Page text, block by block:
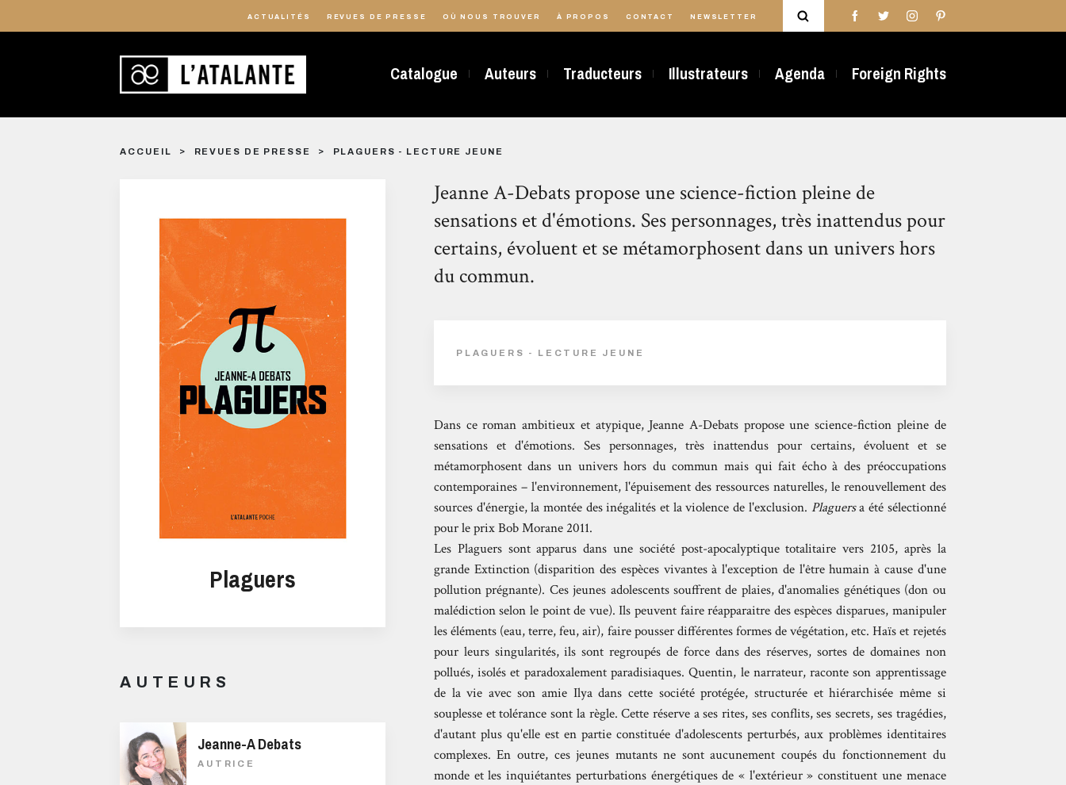
ACTUALITÉS REVUES DE PRESSE OÙ NOUS TROUVER À PROPOS CONTACT NEWSLETTER
Catalogue Auteurs Traducteurs Illustrateurs Agenda Foreign Rights
ACCUEIL REVUES DE PRESSE PLAGUERS - LECTURE JEUNE
Plaguers
AUTEURS
Jeanne-A Debats
AUTRICE
Jeanne A-Debats propose une science-fiction pleine de
sensations et d'émotions. Ses personnages, très inattendus pour
certains, évoluent et se métamorphosent dans un univers hors
du commun.
PLAGUERS - LECTURE JEUNE
Dans ce roman ambitieux et atypique, Jeanne A-Debats propose une science-fiction pleine de
sensations et d'émotions. Ses personnages, très inattendus pour certains, évoluent et se
métamorphosent dans un univers hors du commun mais qui fait écho à des préoccupations
contemporaines – l'environnement, l'épuisement des ressources naturelles, le renouvellement des
sources d'énergie, la montée des inégalités et la violence de l'exclusion. Plaguersa été sélectionné
pour le prix Bob Morane 2011.
Les Plaguers sont apparus dans une société post-apocalyptique totalitaire vers 2105, après la
grande Extinction (disparition des espèces vivantes à l'exception de l'être humain à cause d'une
pollution prégnante). Ces jeunes adolescents souffrent de plaies, d'anomalies génétiques (don ou
malédiction selon le point de vue). Ils peuvent faire réapparaitre des espèces disparues, manipuler
les éléments (eau, terre, feu, air), faire pousser différentes formes de végétation, etc. Haïs et rejetés
pour leurs singularités, ils sont regroupés de force dans des réserves, sortes de domaines non
pollués, isolés et paradoxalement paradisiaques. Quentin, le narrateur, raconte son apprentissage
de la vie avec son amie Ilya dans cette société protégée, structurée et hiérarchisée même si
souplesse et tolérance sont la règle. Cette réserve a ses rites, ses conflits, ses secrets, ses tragédies,
d'autant plus qu'elle est en partie constituée d'adolescents perturbés, aux problèmes identitaires
complexes. En outre, ces jeunes mutants ne sont aucunement coupés du fonctionnement du
monde et les inquiétantes perturbations énergétiques de « l'extérieur » constituent une menace